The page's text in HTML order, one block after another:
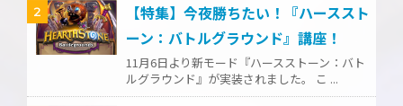
2
【特集】今夜勝ちたい！『ハーススト
ーン：バトルグラウンド』講座！
11月6日より新モード『ハースストーン：バト
ルグラウンド』が実装されました。 こ ...